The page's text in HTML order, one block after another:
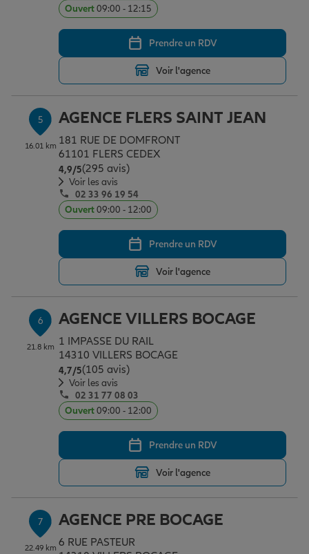
Ouvert09:00 - 12:15
Prendre un RDV
Voir l'agence
5
16.01 km
AGENCE FLERS SAINT JEAN
181 RUE DE DOMFRONT
61101 FLERS CEDEX
4,9/5Note de 4.9 sur 5
(295 avis)
Voir les avis
02 33 96 19 54
Ouvert09:00 - 12:00
Prendre un RDV
Voir l'agence
6
21.8 km
AGENCE VILLERS BOCAGE
1 IMPASSE DU RAIL
14310 VILLERS BOCAGE
4,7/5Note de 4.7 sur 5
(105 avis)
Voir les avis
02 31 77 08 03
Ouvert09:00 - 12:00
Prendre un RDV
Voir l'agence
7
22.49 km
AGENCE PRE BOCAGE
6 RUE PASTEUR